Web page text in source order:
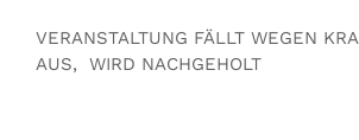
VERANSTALTUNG FÄLLT WEGEN
AUS, WIRD NACHGEHOLT